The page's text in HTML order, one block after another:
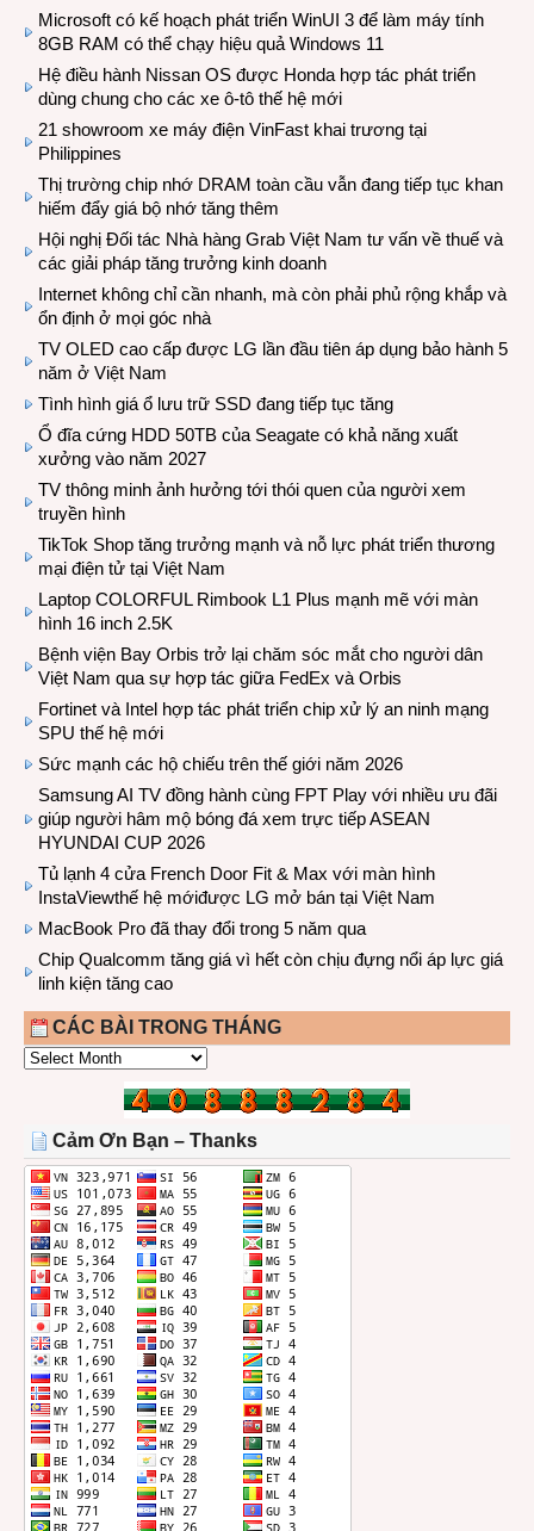
Microsoft có kế hoạch phát triển WinUI 3 để làm máy tính
8GB RAM có thể chạy hiệu quả Windows 11
Hệ điều hành Nissan OS được Honda hợp tác phát triển
dùng chung cho các xe ô-tô thế hệ mới
21 showroom xe máy điện VinFast khai trương tại
Philippines
Thị trường chip nhớ DRAM toàn cầu vẫn đang tiếp tục khan
hiếm đẩy giá bộ nhớ tăng thêm
Hội nghị Đối tác Nhà hàng Grab Việt Nam tư vấn về thuế và
các giải pháp tăng trưởng kinh doanh
Internet không chỉ cần nhanh, mà còn phải phủ rộng khắp và
ổn định ở mọi góc nhà
TV OLED cao cấp được LG lần đầu tiên áp dụng bảo hành 5
năm ở Việt Nam
Tình hình giá ổ lưu trữ SSD đang tiếp tục tăng
Ổ đĩa cứng HDD 50TB của Seagate có khả năng xuất
xưởng vào năm 2027
TV thông minh ảnh hưởng tới thói quen của người xem
truyền hình
TikTok Shop tăng trưởng mạnh và nỗ lực phát triển thương
mại điện tử tại Việt Nam
Laptop COLORFUL Rimbook L1 Plus mạnh mẽ với màn
hình 16 inch 2.5K
Bệnh viện Bay Orbis trở lại chăm sóc mắt cho người dân
Việt Nam qua sự hợp tác giữa FedEx và Orbis
Fortinet và Intel hợp tác phát triển chip xử lý an ninh mạng
SPU thế hệ mới
Sức mạnh các hộ chiếu trên thế giới năm 2026
Samsung AI TV đồng hành cùng FPT Play với nhiều ưu đãi
giúp người hâm mộ bóng đá xem trực tiếp ASEAN
HYUNDAI CUP 2026
Tủ lạnh 4 cửa French Door Fit & Max với màn hình
InstaViewthế hệ mớiđược LG mở bán tại Việt Nam
MacBook Pro đã thay đổi trong 5 năm qua
Chip Qualcomm tăng giá vì hết còn chịu đựng nổi áp lực giá
linh kiện tăng cao
CÁC BÀI TRONG THÁNG
CÁC
THÁNG
Cảm Ơn Bạn – Thanks